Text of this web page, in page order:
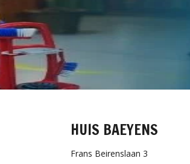
HUIS BAEYENS
Frans Beirenslaan 3